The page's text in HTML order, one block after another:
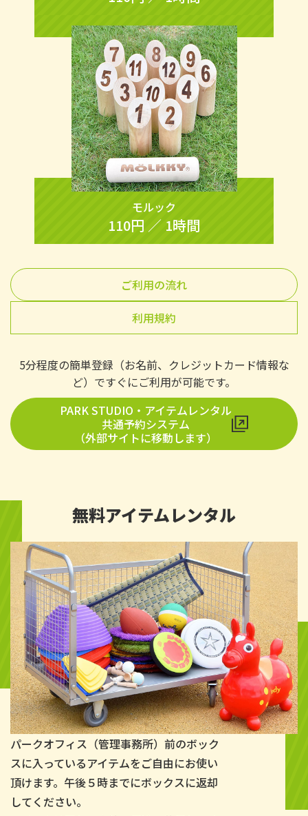
モルック
110円 ／ 1時間
ご利用の流れ
利用規約
5分程度の簡単登録（お名前、クレジットカード情報な
ど）ですぐにご利用が可能です。
PARK STUDIO・アイテムレンタル
共通予約システム
（外部サイトに移動します）
無料アイテムレンタル
パークオフィス（管理事務所）前のボック
スに入っているアイテムをご自由にお使い
頂けます。午後５時までにボックスに返却
してください。